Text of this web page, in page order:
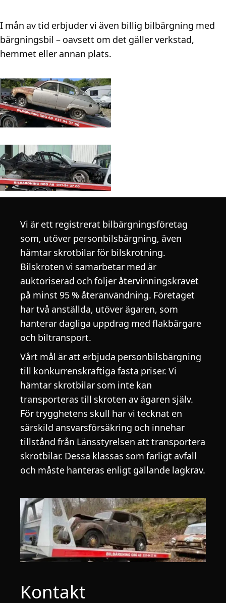
I mån av tid erbjuder vi även billig bilbärgning med
bärgningsbil – oavsett om det gäller verkstad,
hemmet eller annan plats.
Vi är ett registrerat bilbärgningsföretag
som, utöver personbilsbärgning, även
hämtar skrotbilar för bilskrotning.
Bilskroten vi samarbetar med är
auktoriserad och följer återvinningskravet
på minst 95 % återanvändning. Företaget
har två anställda, utöver ägaren, som
hanterar dagliga uppdrag med flakbärgare
och biltransport.
Vårt mål är att erbjuda personbilsbärgning
till konkurrenskraftiga fasta priser. Vi
hämtar skrotbilar som inte kan
transporteras till skroten av ägaren själv.
För trygghetens skull har vi tecknat en
särskild ansvarsförsäkring och innehar
tillstånd från Länsstyrelsen att transportera
skrotbilar. Dessa klassas som farligt avfall
och måste hanteras enligt gällande lagkrav.
Kontakt